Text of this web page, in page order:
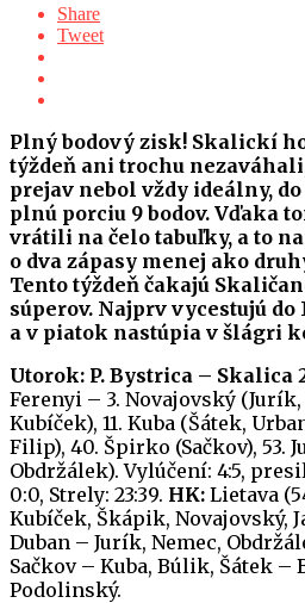
Share
Tweet
Plný bodový zisk! Skalickí
týždeň ani trochu
prejav nebol vždy ideálny,
plnú porciu 9 bodov. Vďaka
vrátili na čelo tabuľky, a to
o dva zápasy menej ako
Tento týždeň čakajú
súperov. Najprv vycestujú
a v piatok nastúpia v šlágri
Utorok: P. Bystrica – Skalica
Ferenyi – 3. Novajovský
Kubíček), 11. Kuba (Šátek,
Filip), 40. Špirko (Sačkov), 53.
Obdržálek). Vylúčení: 4:5,
0:0, Strely: 23:39. HK: Lietava
Kubíček, Škápik, Novajovský,
Duban – Jurík, Nemec,
Sačkov – Kuba, Búlik, Šátek –
Podolinský.